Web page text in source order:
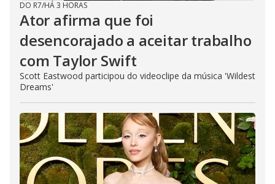
DO R7/HÁ 3 HORAS
Ator afirma que foi
desencorajado a aceitar trabalho
com Taylor Swift
Scott Eastwood participou do videoclipe da música 'Wildest
Dreams'